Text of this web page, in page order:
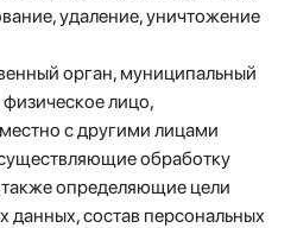
удаление, уничтожение
орган, муниципальный
лицо,
с другими лицами
обработку
определяющие цели
данных, состав персональных